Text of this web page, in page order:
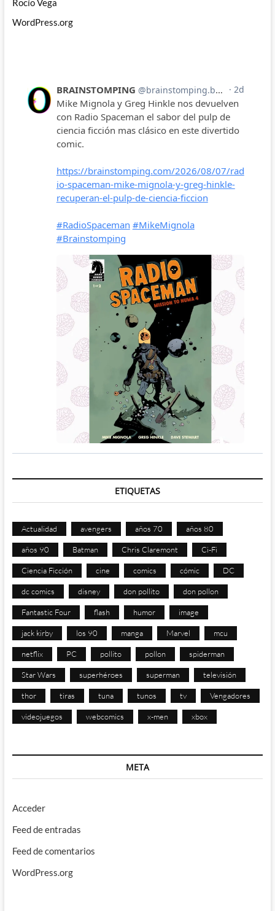
Rocío Vega
WordPress.org
ETIQUETAS
Actualidad avengers años 70 años 80
años 90 Batman Chris Claremont Ci-Fi
Ciencia Ficción cine comics cómic DC
dc comics disney don pollito don pollon
Fantastic Four flash humor image
jack kirby los 90 manga Marvel mcu
netflix PC pollito pollon spiderman
Star Wars superhéroes superman televisión
thor tiras tuna tunos tv Vengadores
videojuegos webcomics x-men xbox
META
Acceder
Feed de entradas
Feed de comentarios
WordPress.org